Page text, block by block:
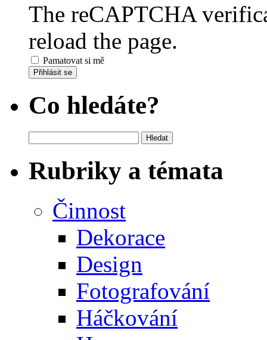
The reCAPTCHA
reload the page.
Pamatovat si mě
Přihlásit se
Co hledáte?
Rubriky a témata
Činnost
Dekorace
Design
Fotografování
Háčkování